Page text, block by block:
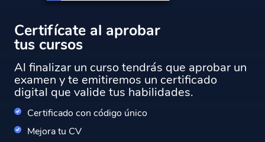
Certifícate al aprobar
tus cursos
Al finalizar un curso tendrás que aprobar un
examen y te emitiremos un certificado
digital que valide tus habilidades.
Certificado con código único
Mejora tu CV